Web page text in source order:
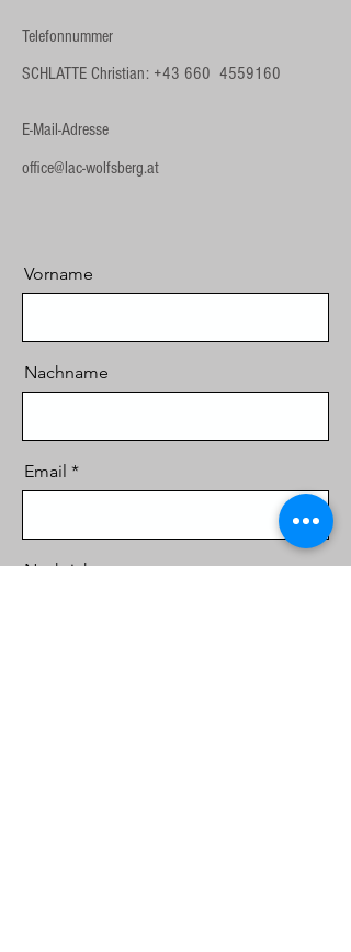
Telefonnummer
SCHLATTE Christian: +43 660 4559160
E-Mail-Adresse
office@lac-wolfsberg.at
Vorname
Nachname
Email
Nachricht